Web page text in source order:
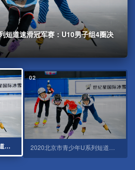
短道速滑冠军赛：U10男子组4圈决
2020北京市青少年U系列短道速滑冠军赛：U10男子组4圈决赛
02